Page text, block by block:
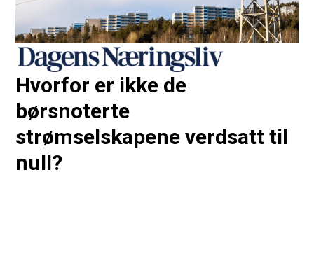
Hvorfor er ikke de
børsnoterte
strømselskapene verdsatt til
null?